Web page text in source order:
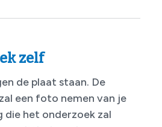
zelf
de plaat staan. De
een foto nemen van je
die het onderzoek zal